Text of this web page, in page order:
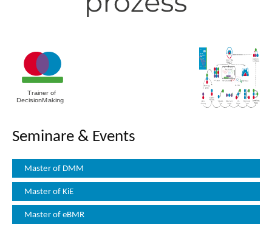
Seminare & Events
Master of DMM
Master of KiE
Master of eBMR